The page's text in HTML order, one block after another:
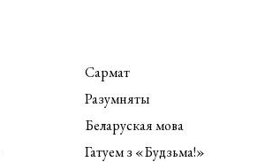
Сармат
Разумняты
Беларуская мова
Гатуем з «Будзьма!»